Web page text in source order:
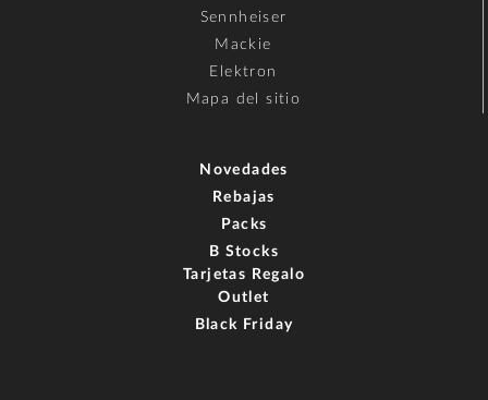
Sennheiser
Mackie
Elektron
Mapa del sitio
Novedades
Rebajas
Packs
B Stocks
Tarjetas Regalo
Outlet
Black Friday